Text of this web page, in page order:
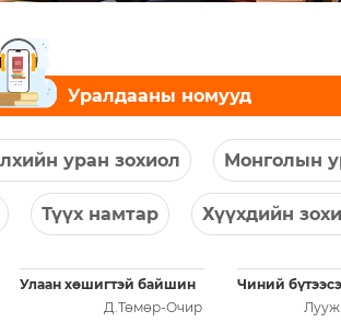
Уралдааны номууд
уран зохиол Монголын
Түүх намтар Хүүхдийн
Улаан хөшигтэй байшин
Д.Төмөр-Очир
Чиний